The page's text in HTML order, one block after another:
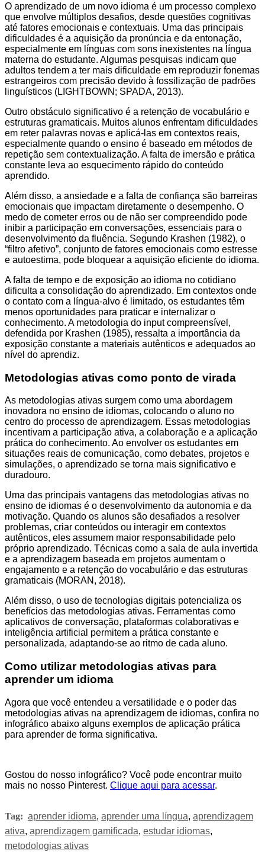
O aprendizado de um novo idioma é um processo complexo
que envolve múltiplos desafios, desde questões cognitivas
até fatores emocionais e contextuais. Uma das principais
dificuldades é a aquisição da pronúncia e da entonação,
especialmente em línguas com sons inexistentes na língua
materna do estudante. Algumas pesquisas indicam que
adultos tendem a ter mais dificuldade em reproduzir fonemas
estrangeiros com precisão devido à fossilização de padrões
linguísticos (LIGHTBOWN; SPADA, 2013).
Outro obstáculo significativo é a retenção de vocabulário e
estruturas gramaticais. Muitos alunos enfrentam dificuldades
em reter palavras novas e aplicá-las em contextos reais,
especialmente quando o ensino é baseado em métodos de
repetição sem contextualização. A falta de imersão e prática
constante leva ao esquecimento rápido do conteúdo
aprendido.
Além disso, a ansiedade e a falta de confiança são barreiras
emocionais que impactam diretamente o desempenho. O
medo de cometer erros ou de não ser compreendido pode
inibir a participação em conversações, essenciais para o
desenvolvimento da fluência. Segundo Krashen (1982), o
“filtro afetivo”, conjunto de fatores emocionais como estresse
e autoestima, pode bloquear a aquisição eficiente do idioma.
A falta de tempo e de exposição ao idioma no cotidiano
dificulta a consolidação do aprendizado. Em contextos onde
o contato com a língua-alvo é limitado, os estudantes têm
menos oportunidades para praticar e internalizar o
conhecimento. A metodologia do input compreensível,
defendida por Krashen (1985), ressalta a importância da
exposição constante a materiais autênticos e adequados ao
nível do aprendiz.
Metodologias ativas como ponto de virada
As metodologias ativas surgem como uma abordagem
inovadora no ensino de idiomas, colocando o aluno no
centro do processo de aprendizagem. Essas metodologias
incentivam a participação ativa, a colaboração e a aplicação
prática do conhecimento. Ao envolver os estudantes em
situações reais de comunicação, como debates, projetos e
simulações, o aprendizado se torna mais significativo e
duradouro.
Uma das principais vantagens das metodologias ativas no
ensino de idiomas é o desenvolvimento da autonomia e da
motivação. Quando os alunos são desafiados a resolver
problemas, criar conteúdos ou interagir em contextos
autênticos, eles assumem maior responsabilidade pelo
próprio aprendizado. Técnicas como a sala de aula invertida
e a aprendizagem baseada em projetos aumentam o
engajamento e a retenção do vocabulário e das estruturas
gramaticais (MORAN, 2018).
Além disso, o uso de tecnologias digitais potencializa os
benefícios das metodologias ativas. Ferramentas como
aplicativos de conversação, plataformas colaborativas e
inteligência artificial permitem a prática constante e
personalizada, adaptando-se ao ritmo de cada aluno.
Como utilizar metodologias ativas para
aprender um idioma
Agora que você entendeu a versatilidade e o poder das
metodologias ativas na aprendizagem de idiomas, confira no
infográfico abaixo alguns exemplos de aplicação prática
para aprender de forma significativa.
Gostou do nosso infográfico? Você pode encontrar muito
mais no nosso Pinterest. Clique aqui para acessar.
Tag: aprender idioma, aprender uma língua, aprendizagem
ativa, aprendizagem gamificada, estudar idiomas,
metodologias ativas